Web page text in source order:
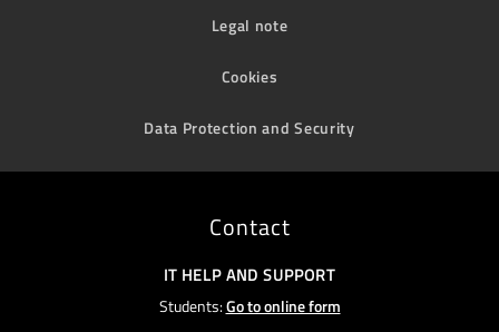
Legal note
Cookies
Data Protection and Security
Contact
IT HELP AND SUPPORT
Students:Go to online form